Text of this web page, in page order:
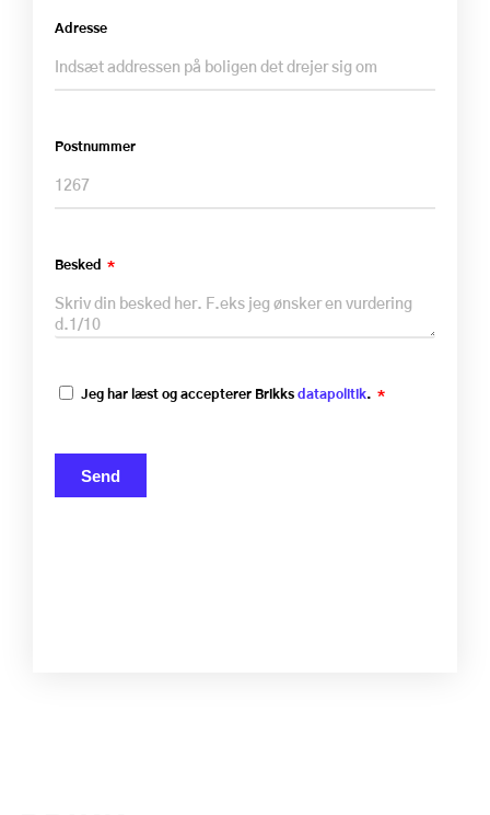
Adresse
Postnummer
Besked
Jeg har læst og accepterer Brikks datapolitik.
Send